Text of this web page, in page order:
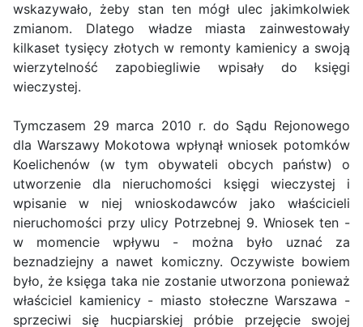
wskazywało, żeby stan ten mógł ulec jakimkolwiek
zmianom. Dlatego władze miasta zainwestowały
kilkaset tysięcy złotych w remonty kamienicy a swoją
wierzytelność zapobiegliwie wpisały do księgi
wieczystej.
Tymczasem 29 marca 2010 r. do Sądu Rejonowego
dla Warszawy Mokotowa wpłynął wniosek potomków
Koelichenów (w tym obywateli obcych państw) o
utworzenie dla nieruchomości księgi wieczystej i
wpisanie w niej wnioskodawców jako właścicieli
nieruchomości przy ulicy Potrzebnej 9. Wniosek ten -
w momencie wpływu - można było uznać za
beznadziejny a nawet komiczny. Oczywiste bowiem
było, że księga taka nie zostanie utworzona ponieważ
właściciel kamienicy - miasto stołeczne Warszawa -
sprzeciwi się hucpiarskiej próbie przejęcie swojej